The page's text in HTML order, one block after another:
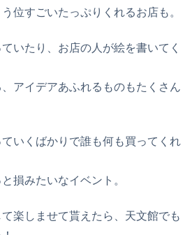
位すごいたっぷりくれるお店も。
いたり、お店の人が絵を書いてく
アイデアあふれるものもたくさん
いくばかりで誰も何も買ってくれ
損みたいなイベント。
楽しませて貰えたら、天文館でも